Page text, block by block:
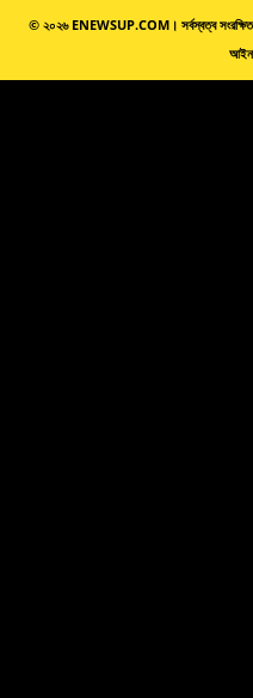
© ২০২৬ ENEWSUP.COM। সর্বস্বত্ব সংরক্ষিত।